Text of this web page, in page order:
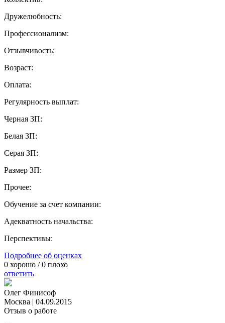
Дружелюбность:
Профессионализм:
Отзывчивость:
Возраст:
Оплата:
Регулярность выплат:
Черная ЗП:
Белая ЗП:
Серая ЗП:
Размер ЗП:
Прочее:
Обучение за счет компании:
Адекватность начальства:
Перспективы:
Подробнее об оценках
0 хорошо /0 плохо
ответить
Олег Финисоф
Москва | 04.09.2015
Отзыв о работе